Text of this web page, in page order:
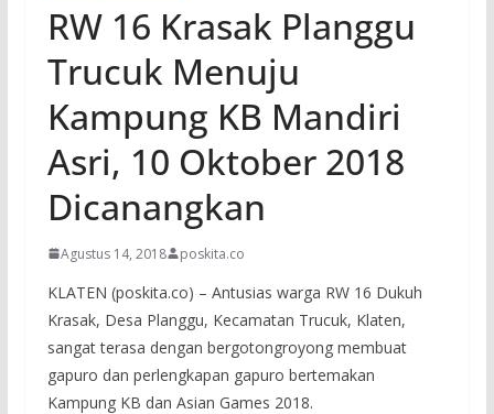
RW 16 Krasak Planggu
Trucuk Menuju
Kampung KB Mandiri
Asri, 10 Oktober 2018
Dicanangkan
Agustus 14, 2018 poskita.co
KLATEN (poskita.co) – Antusias warga RW 16 Dukuh
Krasak, Desa Planggu, Kecamatan Trucuk, Klaten,
sangat terasa dengan bergotongroyong membuat
gapuro dan perlengkapan gapuro bertemakan
Kampung KB dan Asian Games 2018.